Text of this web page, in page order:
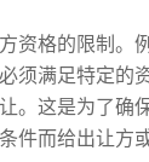
资格的限制。
须满足特定的
。这是为了确
件而给出让方